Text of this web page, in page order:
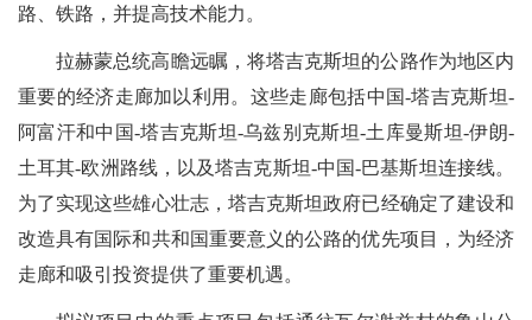
路、铁路，并提高技术能力。
拉赫蒙总统高瞻远瞩，将塔吉克斯坦的公路作为地区内
重要的经济走廊加以利用。这些走廊包括中国-塔吉克斯坦-
阿富汗和中国-塔吉克斯坦-乌兹别克斯坦-土库曼斯坦-伊朗-
土耳其-欧洲路线，以及塔吉克斯坦-中国-巴基斯坦连接线。
为了实现这些雄心壮志，塔吉克斯坦政府已经确定了建设和
改造具有国际和共和国重要意义的公路的优先项目，为经济
走廊和吸引投资提供了重要机遇。